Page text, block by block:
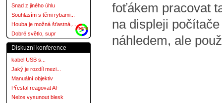
Snad z jiného úhlu
Souhlasím s těmi rybami...
Houba je možná šťastná,...
Dobré světlo, supr
more
Diskuzní konference
kabel USB s...
Jaký je rozdíl mezi...
Manuální objektiv
Přestal reagovat AF
Nelze vysunout blesk
foťákem pracovat
na displeji
náhledem, ale